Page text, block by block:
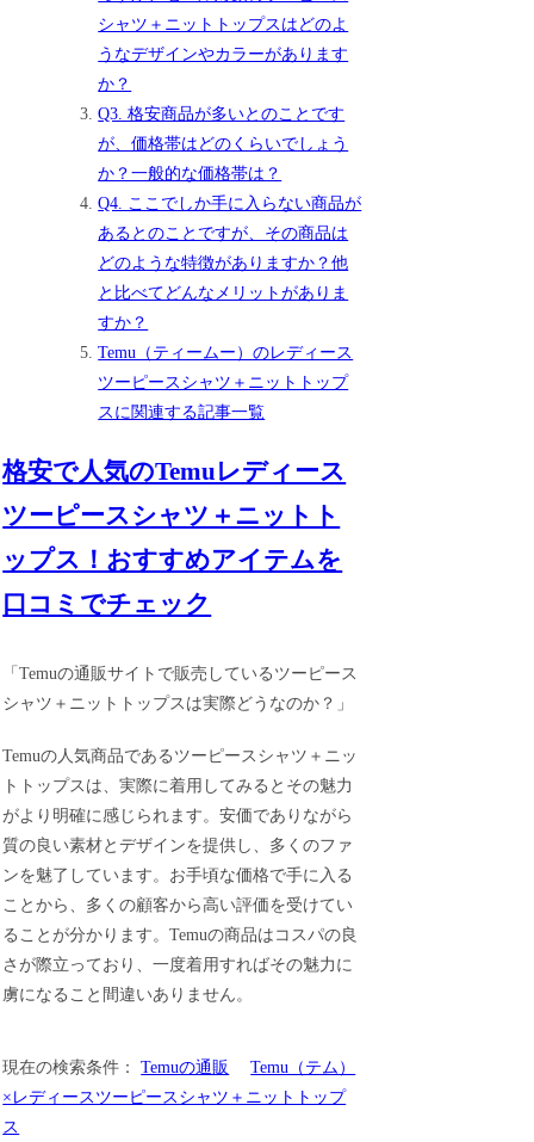
シャツ＋ニットトップスはどのよ
うなデザインやカラーがあります
か？
Q3. 格安商品が多いとのことです
が、価格帯はどのくらいでしょう
か？一般的な価格帯は？
Q4. ここでしか手に入らない商品が
あるとのことですが、その商品は
どのような特徴がありますか？他
と比べてどんなメリットがありま
すか？
Temu（ティームー）のレディース
ツーピースシャツ＋ニットトップ
スに関連する記事一覧
格安で人気のTemuレディース
ツーピースシャツ＋ニットト
ップス！おすすめアイテムを
口コミでチェック
「Temuの通販サイトで販売しているツーピース
シャツ＋ニットトップスは実際どうなのか？」
Temuの人気商品であるツーピースシャツ＋ニッ
トトップスは、実際に着用してみるとその魅力
がより明確に感じられます。安価でありながら
質の良い素材とデザインを提供し、多くのファ
ンを魅了しています。お手頃な価格で手に入る
ことから、多くの顧客から高い評価を受けてい
ることが分かります。Temuの商品はコスパの良
さが際立っており、一度着用すればその魅力に
虜になること間違いありません。
現在の検索条件：Temuの通販
Temu（テム）
×レディースツーピースシャツ＋ニットトップ
ス